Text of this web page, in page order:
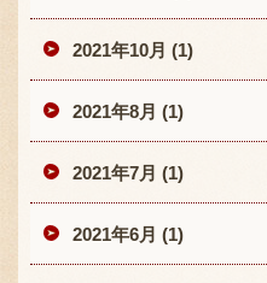
2021年10月 (1)
2021年8月 (1)
2021年7月 (1)
2021年6月 (1)